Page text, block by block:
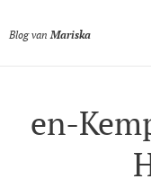
Blog van Mariska
en-